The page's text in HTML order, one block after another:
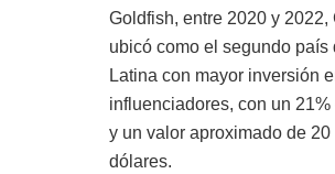
Goldfish, entre 2020 y 2022,
ubicó como el segundo país
Latina con mayor inversión
influenciadores, con un
y un valor aproximado de
dólares.